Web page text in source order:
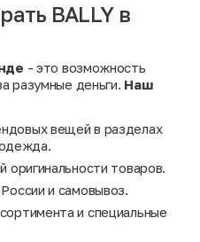
BALLY в
- это возможность
разумные деньги. Наш
вещей в разделах
.
оригинальности товаров.
и самовывоз.
и специальные